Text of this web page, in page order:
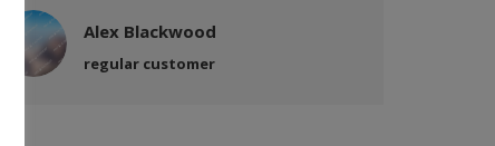
Alex Blackwood
regular customer